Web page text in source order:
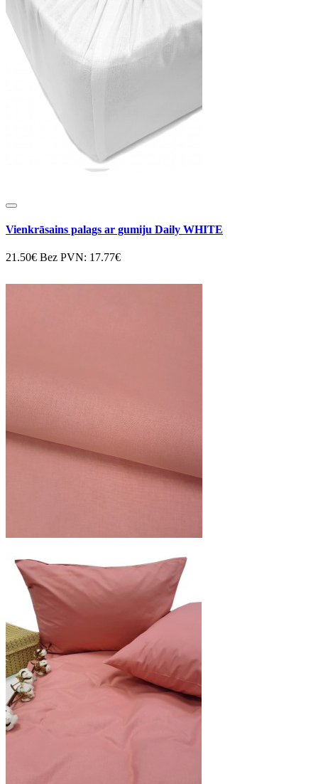
Vienkrāsains palags ar gumiju Daily WHITE
21.50€ Bez PVN: 17.77€